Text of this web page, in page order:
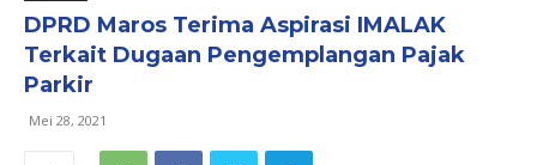
DPRD Maros Terima Aspirasi IMALAK
Terkait Dugaan Pengemplangan Pajak
Parkir
Mei 28, 2021